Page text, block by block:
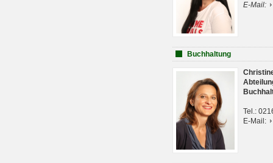
E-Mail:
Buchhaltung
Tel.:
E-Mail: